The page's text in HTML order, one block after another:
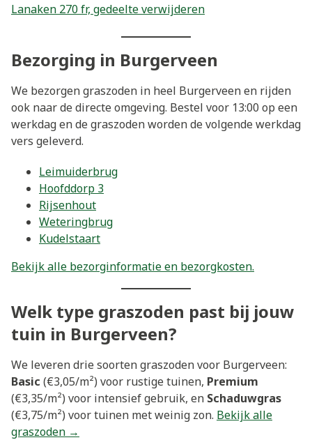
Lanaken 270 fr, gedeelte verwijderen
Bezorging in Burgerveen
We bezorgen graszoden in heel Burgerveen en rijden
ook naar de directe omgeving. Bestel voor 13:00 op een
werkdag en de graszoden worden de volgende werkdag
vers geleverd.
Leimuiderbrug
Hoofddorp 3
Rijsenhout
Weteringbrug
Kudelstaart
Bekijk alle bezorginformatie en bezorgkosten.
Welk type graszoden past bij jouw
tuin in Burgerveen?
We leveren drie soorten graszoden voor Burgerveen:
Basic (€3,05/m²) voor rustige tuinen, Premium
(€3,35/m²) voor intensief gebruik, en Schaduwgras
(€3,75/m²) voor tuinen met weinig zon. Bekijk alle
graszoden →